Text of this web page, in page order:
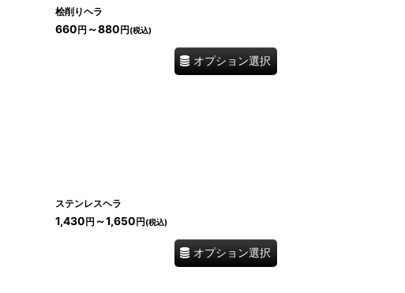
桧削りヘラ
660円 ～880円(税込)
オプション選択
ステンレスヘラ
1,430円 ～1,650円(税込)
オプション選択